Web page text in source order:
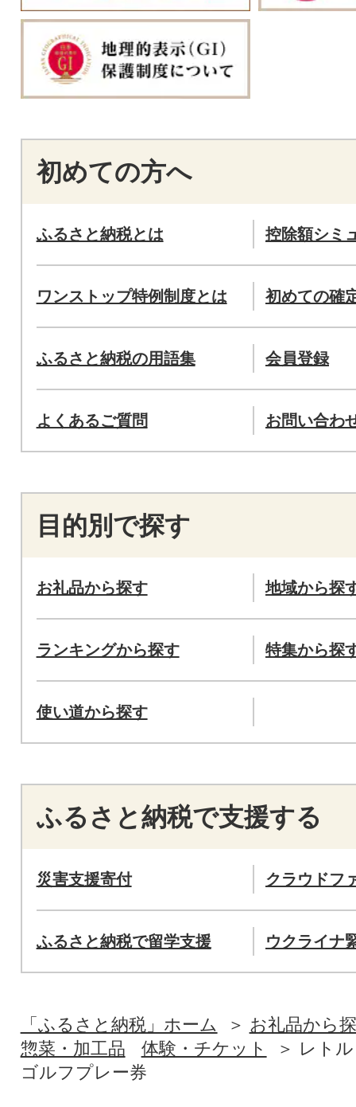
初めての方へ
ふるさと納税とは 控除額シミ
ワンストップ特例制度とは 初めての確
ふるさと納税の用語集 会員登録
よくあるご質問 お問い合わ
目的別で探す
お礼品から探す 地域から探
ランキングから探す 特集から探
使い道から探す
ふるさと納税で支援する
災害支援寄付 クラウドフ
ふるさと納税で留学支援 ウクライナ
「ふるさと納税」ホーム
お礼品から
惣菜・加工品
体験・チケット
レト
ゴルフプレー券